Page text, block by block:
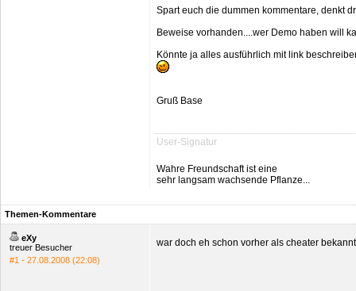
Spart euch die dummen kommentare, denkt
Beweise vorhanden....wer Demo haben will
Könnte ja alles ausführlich mit link
Gruß Base
User-Signatur
Wahre Freundschaft ist eine
sehr langsam wachsende Pflanze...
Themen-Kommentare
eXy
treuer Besucher
#1 - 27.08.2008 (22:08)
war doch eh schon vorher als cheater